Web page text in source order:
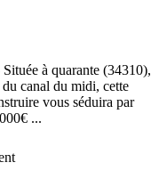
Située à quarante (34310),
canal du midi, cette
vous séduira par
...